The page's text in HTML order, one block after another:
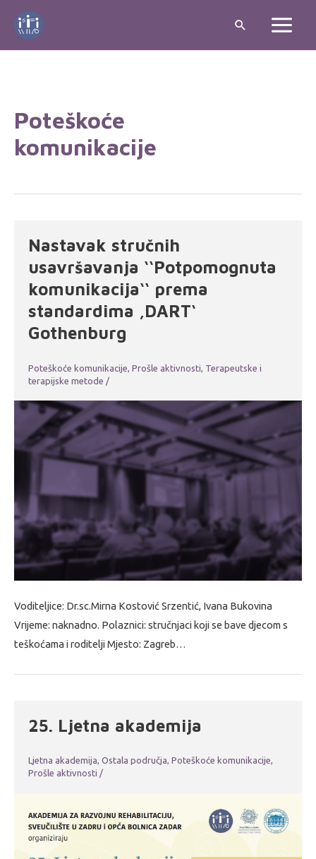
Poteškoće
komunikacije
Nastavak stručnih
usavršavanja ‘‘Potpomognuta
komunikacija‘‘ prema
standardima ‚DART‘
Gothenburg
Poteškoće komunikacije Prošle aktivnosti Terapeutske i
terapijske metode /
Voditeljice: Dr.sc.Mirna Kostović Srzentić, Ivana Bukovina
Vrijeme: naknadno. Polaznici: stručnjaci koji se bave djecom s
teškoćama i roditelji Mjesto: Zagreb…
25. Ljetna akademija
Ljetna akademija, Ostala područja, Poteškoće komunikacije,
Prošle aktivnosti /